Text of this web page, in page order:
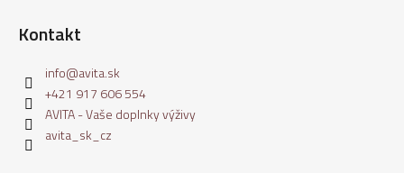
Kontakt
info@avita.sk
+421 917 606 554
AVITA - Vaše doplnky výživy
avita_sk_cz